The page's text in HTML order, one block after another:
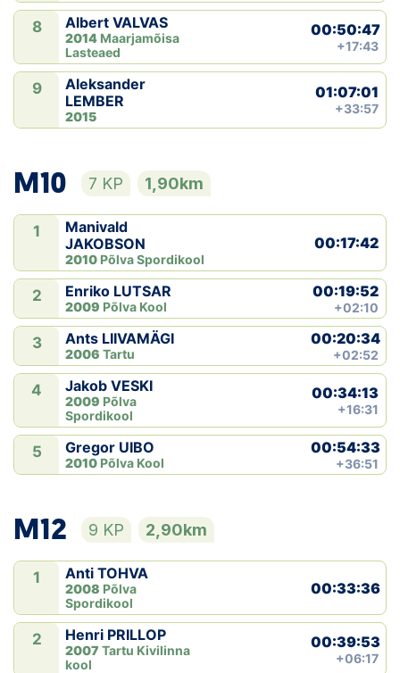
8 Albert VALVAS
2014 Maarjamõisa
Lasteaed
00:50:47
+17:43
9
Aleksander
LEMBER
2015
01:07:01
+33:57
M10 7 KP 1,90km
1
Manivald
JAKOBSON
2010 Põlva Spordikool
00:17:42
2 Enriko LUTSAR
2009 Põlva Kool
00:19:52
+02:10
3 Ants LIIVAMÄGI
2006 Tartu
00:20:34
+02:52
4 Jakob VESKI
2009 Põlva
Spordikool
00:34:13
+16:31
5 Gregor UIBO
2010 Põlva Kool
00:54:33
+36:51
M12 9 KP 2,90km
1 Anti TOHVA
2008 Põlva
Spordikool
00:33:36
2 Henri PRILLOP
2007 Tartu Kivilinna
kool
00:39:53
+06:17